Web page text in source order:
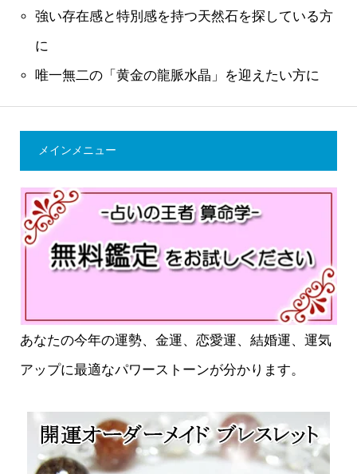
強い存在感と特別感を持つ天然石を探している方
に
唯一無二の「黄金の龍脈水晶」を迎えたい方に
メインメニュー
あなたの今年の運勢、金運、恋愛運、結婚運、運気
アップに最適なパワーストーンが分かります。